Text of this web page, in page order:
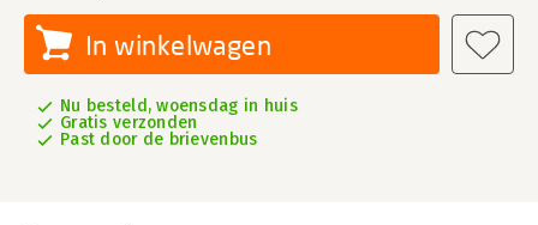
In winkelwagen
Nu besteld, woensdag in huis
Gratis verzonden
Past door de brievenbus